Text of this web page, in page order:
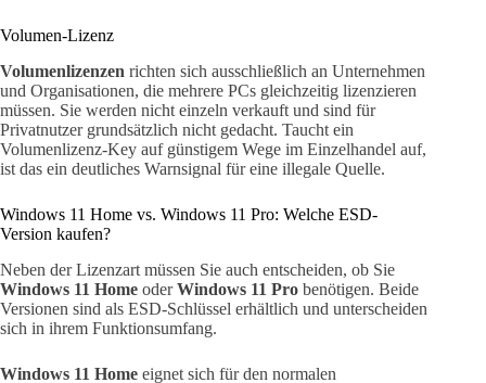
Volumen-Lizenz
Volumenlizenzen richten sich ausschließlich an Unternehmen
und Organisationen, die mehrere PCs gleichzeitig lizenzieren
müssen. Sie werden nicht einzeln verkauft und sind für
Privatnutzer grundsätzlich nicht gedacht. Taucht ein
Volumenlizenz-Key auf günstigem Wege im Einzelhandel auf,
ist das ein deutliches Warnsignal für eine illegale Quelle.
Windows 11 Home vs. Windows 11 Pro: Welche ESD-
Version kaufen?
Neben der Lizenzart müssen Sie auch entscheiden, ob Sie
Windows 11 Home oderWindows 11 Pro benötigen. Beide
Versionen sind als ESD-Schlüssel erhältlich und unterscheiden
sich in ihrem Funktionsumfang.
Windows 11 Home eignet sich für den normalen